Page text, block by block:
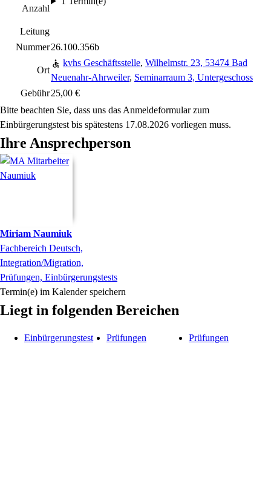
Anzahl
Leitung
Nummer26.100.356b
Ort
kvhs Geschäftsstelle, Wilhelmstr. 23, 53474 Bad
Neuenahr-Ahrweiler, Seminarraum 3, Untergeschoss
Gebühr25,00 €
Bitte beachten Sie, dass uns das Anmeldeformular zum
Einbürgerungstest bis spätestens 17.08.2026 vorliegen muss.
Ihre Ansprechperson
Miriam Naumiuk
Fachbereich Deutsch,
Integration/Migration,
Prüfungen, Einbürgerungstests
Termin(e) im Kalender speichern
Liegt in folgenden Bereichen
Einbürgerungstest Prüfungen Prüfungen